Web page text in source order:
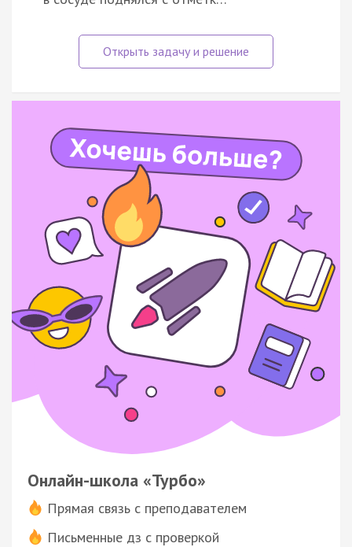
Онлайн-школа «Турбо»
Прямая связь с преподавателем
Письменные дз с проверкой